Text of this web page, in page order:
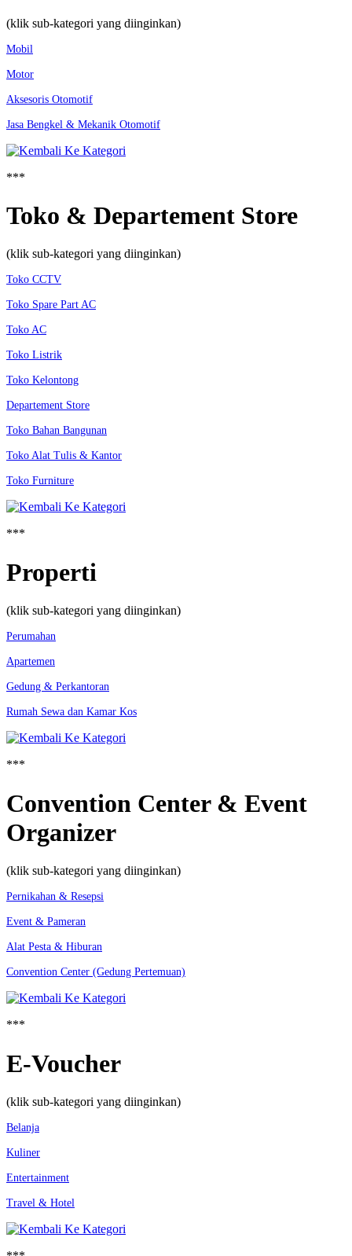
(klik sub-kategori yang diinginkan)
Mobil
Motor
Aksesoris Otomotif
Jasa Bengkel & Mekanik Otomotif
***
Toko & Departement Store
(klik sub-kategori yang diinginkan)
Toko CCTV
Toko Spare Part AC
Toko AC
Toko Listrik
Toko Kelontong
Departement Store
Toko Bahan Bangunan
Toko Alat Tulis & Kantor
Toko Furniture
***
Properti
(klik sub-kategori yang diinginkan)
Perumahan
Apartemen
Gedung & Perkantoran
Rumah Sewa dan Kamar Kos
***
Convention Center & Event
Organizer
(klik sub-kategori yang diinginkan)
Pernikahan & Resepsi
Event & Pameran
Alat Pesta & Hiburan
Convention Center (Gedung Pertemuan)
***
E-Voucher
(klik sub-kategori yang diinginkan)
Belanja
Kuliner
Entertainment
Travel & Hotel